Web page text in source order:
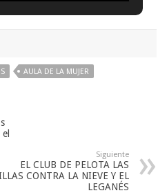
AULA DE LA MUJER
Siguiente
EL CLUB DE PELOTA LAS
CONTRA LA NIEVE Y EL
LEGANÉS